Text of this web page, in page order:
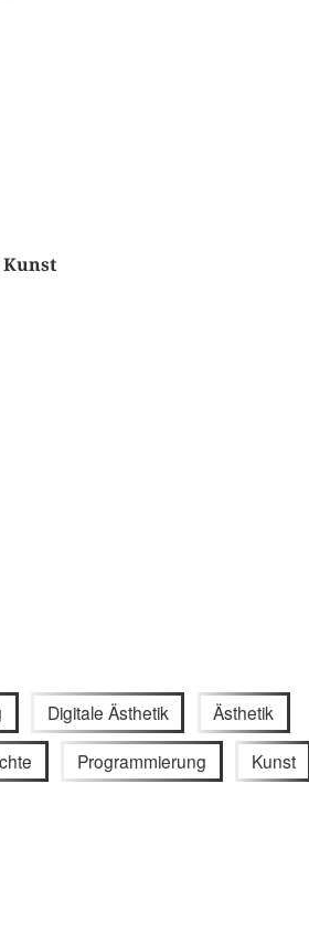
Kunst
Digitale Ästhetik Ästhetik
Programmierung Kunst